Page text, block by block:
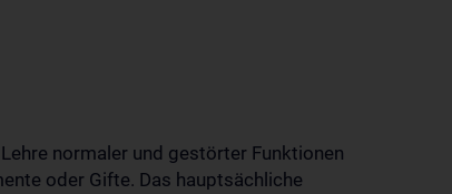
normaler und gestörter Funktionen
oder Gifte. Das hauptsächliche